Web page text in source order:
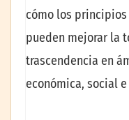
cómo los
pueden mejorar la
trascendencia en
económica, social